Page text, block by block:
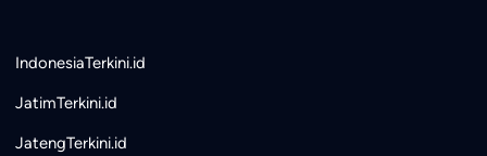
IndonesiaTerkini.id
JatimTerkini.id
JatengTerkini.id